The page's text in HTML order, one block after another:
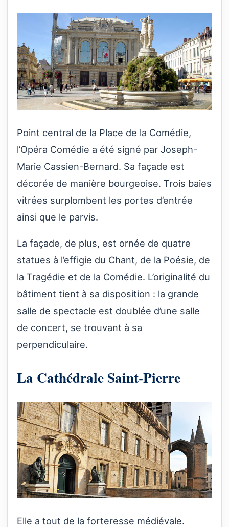
Point central de la Place de la Comédie,
l’Opéra Comédie a été signé par Joseph-
Marie Cassien-Bernard. Sa façade est
décorée de manière bourgeoise. Trois baies
vitrées surplombent les portes d’entrée
ainsi que le parvis.
La façade, de plus, est ornée de quatre
statues à l’effigie du Chant, de la Poésie, de
la Tragédie et de la Comédie. L’originalité du
bâtiment tient à sa disposition : la grande
salle de spectacle est doublée d’une salle
de concert, se trouvant à sa
perpendiculaire.
La Cathédrale Saint-Pierre
Elle a tout de la forteresse médiévale.